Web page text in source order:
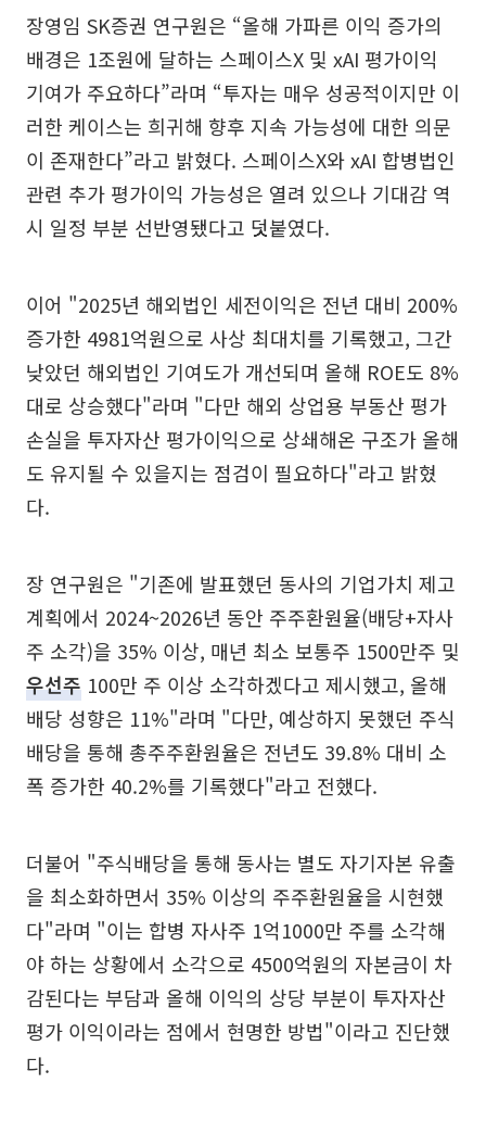
장영임 SK증권 연구원은 “올해 가파른 이익 증가의
배경은 1조원에 달하는 스페이스X 및 xAI 평가이익
기여가 주요하다”라며 “투자는 매우 성공적이지만 이
러한 케이스는 희귀해 향후 지속 가능성에 대한 의문
이 존재한다”라고 밝혔다. 스페이스X와 xAI 합병법인
관련 추가 평가이익 가능성은 열려 있으나 기대감 역
시 일정 부분 선반영됐다고 덧붙였다.
이어 "2025년 해외법인 세전이익은 전년 대비 200%
증가한 4981억원으로 사상 최대치를 기록했고, 그간
낮았던 해외법인 기여도가 개선되며 올해 ROE도 8%
대로 상승했다"라며 "다만 해외 상업용 부동산 평가
손실을 투자자산 평가이익으로 상쇄해온 구조가 올해
도 유지될 수 있을지는 점검이 필요하다"라고 밝혔
다.
장 연구원은 "기존에 발표했던 동사의 기업가치 제고
계획에서 2024~2026년 동안 주주환원율(배당+자사
주 소각)을 35% 이상, 매년 최소 보통주 1500만주 및
우선주 100만 주 이상 소각하겠다고 제시했고, 올해
배당 성향은 11%"라며 "다만, 예상하지 못했던 주식
배당을 통해 총주주환원율은 전년도 39.8% 대비 소
폭 증가한 40.2%를 기록했다"라고 전했다.
더불어 "주식배당을 통해 동사는 별도 자기자본 유출
을 최소화하면서 35% 이상의 주주환원율을 시현했
다"라며 "이는 합병 자사주 1억1000만 주를 소각해
야 하는 상황에서 소각으로 4500억원의 자본금이 차
감된다는 부담과 올해 이익의 상당 부분이 투자자산
평가 이익이라는 점에서 현명한 방법"이라고 진단했
다.